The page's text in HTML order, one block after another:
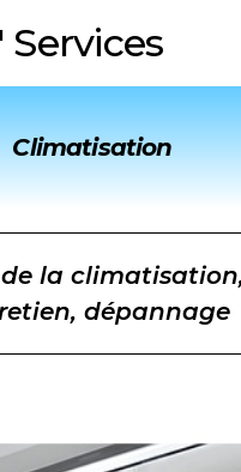
Climatisation
la
dépannage